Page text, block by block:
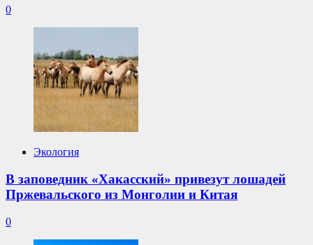
0
Экология
В заповедник «Хакасский» привезут лошадей
Пржевальского из Монголии и Китая
0